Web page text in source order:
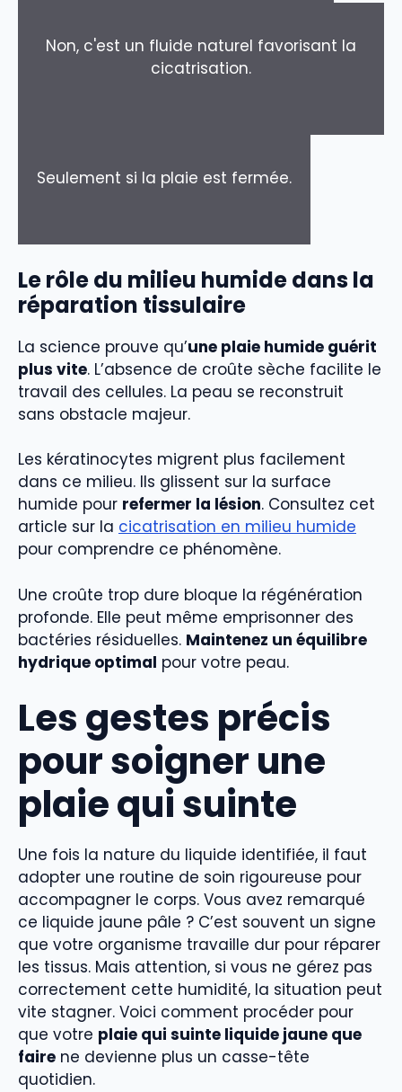
Non, c'est un fluide naturel favorisant la
cicatrisation.
Seulement si la plaie est fermée.
Le rôle du milieu humide dans la
réparation tissulaire
La science prouve qu’une plaie humide guérit
plus vite. L’absence de croûte sèche facilite le
travail des cellules. La peau se reconstruit
sans obstacle majeur.
Les kératinocytes migrent plus facilement
dans ce milieu. Ils glissent sur la surface
humide pour refermer la lésion. Consultez cet
article sur la cicatrisation en milieu humide
pour comprendre ce phénomène.
Une croûte trop dure bloque la régénération
profonde. Elle peut même emprisonner des
bactéries résiduelles. Maintenez un équilibre
hydrique optimal pour votre peau.
Les gestes précis
pour soigner une
plaie qui suinte
Une fois la nature du liquide identifiée, il faut
adopter une routine de soin rigoureuse pour
accompagner le corps. Vous avez remarqué
ce liquide jaune pâle ? C’est souvent un signe
que votre organisme travaille dur pour réparer
les tissus. Mais attention, si vous ne gérez pas
correctement cette humidité, la situation peut
vite stagner. Voici comment procéder pour
que votre plaie qui suinte liquide jaune que
faire ne devienne plus un casse-tête
quotidien.